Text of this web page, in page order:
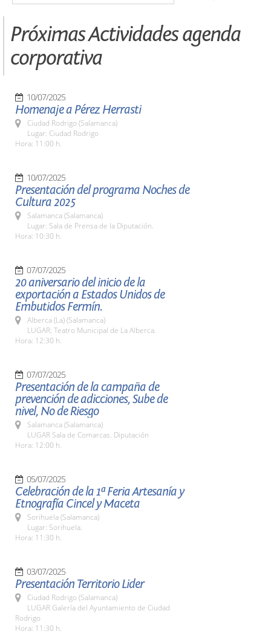
Próximas Actividades agenda
corporativa
10/07/2025
Homenaje a Pérez Herrasti
Ciudad Rodrigo (Salamanca)
Lugar: Ciudad Rodrigo
Hora: 11:00 h.
10/07/2025
Presentación del programa Noches de
Cultura 2025
Salamanca (Salamanca)
Lugar: Sala de Prensa de la Diputación.
Hora: 10:30 h.
07/07/2025
20 aniversario del inicio de la
exportación a Estados Unidos de
Embutidos Fermín.
Alberca (La) (Salamanca)
LUGAR: Teatro Municipal de La Alberca.
Hora: 12:30 h.
07/07/2025
Presentación de la campaña de
prevención de adicciones, Sube de
nivel, No de Riesgo
Salamanca (Salamanca)
LUGAR Sala de Comarcas. Diputación
Hora: 12:00 h.
05/07/2025
Celebración de la 1ª Feria Artesanía y
Etnografía Cincel y Maceta
Sorihuela (Salamanca)
Lugar: Sorihuela.
Hora: 11:30 h.
03/07/2025
Presentación Territorio Lider
Ciudad Rodrigo (Salamanca)
LUGAR Galería del Ayuntamiento de Ciudad
Rodrigo
Hora: 11:30 h.